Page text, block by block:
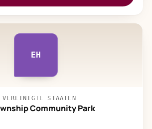
EH
STAATEN
Community Park